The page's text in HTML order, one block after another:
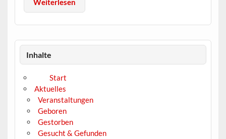
Weiterlesen
Inhalte
Start
Aktuelles
Veranstaltungen
Geboren
Gestorben
Gesucht & Gefunden